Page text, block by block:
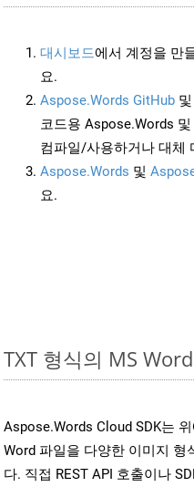
대시보드에서 계정을 만
요.
Aspose.Words GitHub 및
코드용 Aspose.Words
컴파일/사용하거나 대체
Aspose.Words 및
요.
TXT 형식의 MS
Aspose.Words Cloud SDK는
Word 파일을 다양한 이미지 형
다. 직접 REST API 호출이나